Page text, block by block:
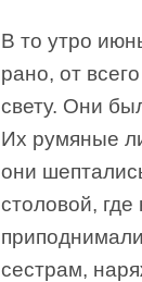
В то утро
рано, от
свету. Они
Их румяные
они
столовой,
сестрам,